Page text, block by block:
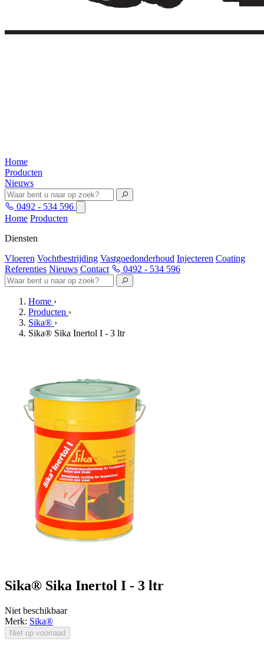
Home
Producten
Nieuws
0492 - 534 596
Home Producten
Diensten
Vloeren Vochtbestrijding Vastgoedonderhoud Injecteren Coating
Referenties Nieuws Contact 0492 - 534 596
Home ›
Producten ›
Sika® ›
Sika® Sika Inertol I - 3 ltr
Sika® Sika Inertol I - 3 ltr
Niet beschikbaar
Merk: Sika®
Niet op voorraad